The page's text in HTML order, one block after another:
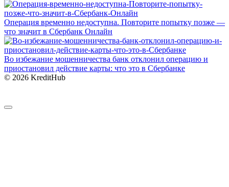
Операция временно недоступна. Повторите попытку позже —
что значит в Сбербанк Онлайн
Во избежание мошенничества банк отклонил операцию и
приостановил действие карты: что это в Сбербанке
© 2026 KreditHub